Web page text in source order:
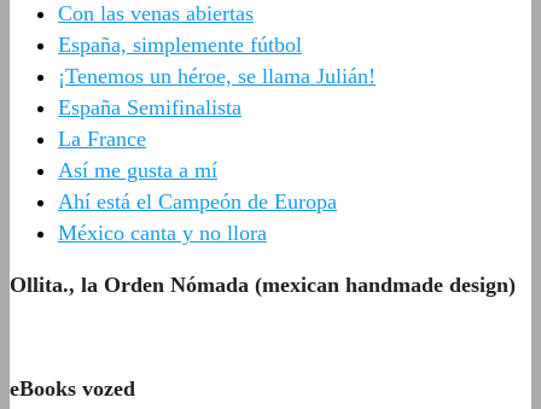
Con las venas abiertas
España, simplemente fútbol
¡Tenemos un héroe, se llama Julián!
España Semifinalista
La France
Así me gusta a mí
Ahí está el Campeón de Europa
México canta y no llora
Ollita., la Orden Nómada (mexican handmade design)
eBooks vozed